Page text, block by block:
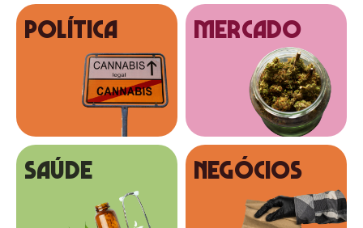
Política MERCADO
SAÚDE NEGÓCIOS